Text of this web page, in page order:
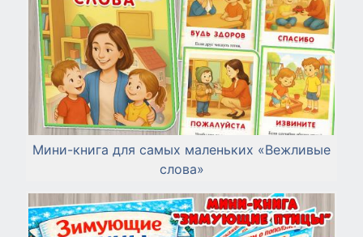
Мини-книга для самых маленьких «Вежливые
слова»